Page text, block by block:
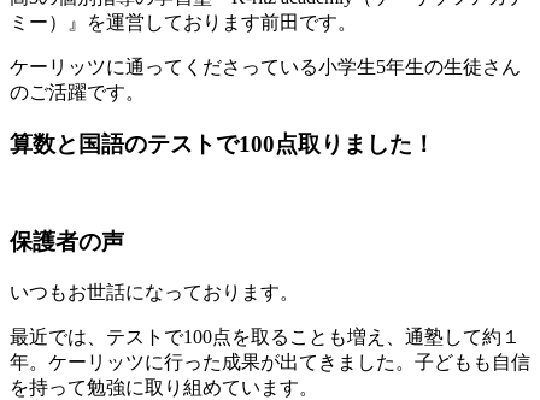
ミー）』を運営しております前田です。
ケーリッツに通ってくださっている小学生5年生の生徒さん
のご活躍です。
算数と国語のテストで100点取りました！
保護者の声
いつもお世話になっております。
最近では、テストで100点を取ることも増え、通塾して約１
年。ケーリッツに行った成果が出てきました。子どもも自信
を持って勉強に取り組めています。